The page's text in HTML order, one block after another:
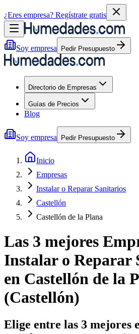
¿Eres empresa? Regístrate gratis
Soy empresa Pedir Presupuesto
Directorio de Empresas
Guías de Precios
Blog
Soy empresa Pedir Presupuesto
Inicio
Empresas
Instalar o Reparar Sanitarios
Castellón
Castellón de la Plana
Las 3 mejores
Instalar o Reparar
en Castellón de la
(Castellón)
Elige entre las 3 mejores